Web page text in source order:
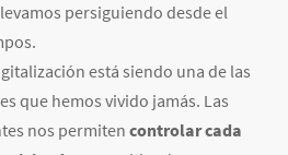
persiguiendo desde el
está siendo una de las
que hemos vivido jamás. Las
nos permiten controlar cada